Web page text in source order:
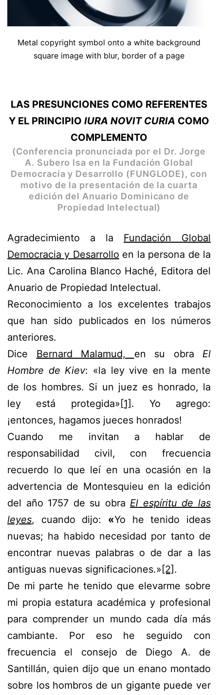
Metal copyright symbol onto a white background
square image with blur, border of a page
LAS PRESUNCIONES COMO REFERENTES
Y EL PRINCIPIO IURA NOVIT CURIA COMO
COMPLEMENTO
(Conferencia pronunciada por el Dr. Jorge
A. Subero Isa en la Fundación Global
Democracia y Desarrollo (FUNGLODE), con
motivo de la presentación de la cuarta
edición del Anuario Dominicano de
Propiedad Intelectual)
Agradecimiento a la Fundación Global
Democracia y Desarrollo en la persona de la
Lic. Ana Carolina Blanco Haché, Editora del
Anuario de Propiedad Intelectual.
Reconocimiento a los excelentes trabajos
que han sido publicados en los números
anteriores.
Dice Bernard Malamud, en su obra El
Hombre de Kiev: «la ley vive en la mente
de los hombres. Si un juez es honrado, la
ley está protegida» [1]. Yo agrego:
¡entonces, hagamos jueces honrados!
Cuando me invitan a hablar de
responsabilidad civil, con frecuencia
recuerdo lo que leí en una ocasión en la
advertencia de Montesquieu en la edición
del año 1757 de su obra El espíritu de las
leyes, cuando dijo: «Yo he tenido ideas
nuevas; ha habido necesidad por tanto de
encontrar nuevas palabras o de dar a las
antiguas nuevas significaciones.» [2].
De mi parte he tenido que elevarme sobre
mi propia estatura académica y profesional
para comprender un mundo cada día más
cambiante. Por eso he seguido con
frecuencia el consejo de Diego A. de
Santillán, quien dijo que un enano montado
sobre los hombros de un gigante puede ver